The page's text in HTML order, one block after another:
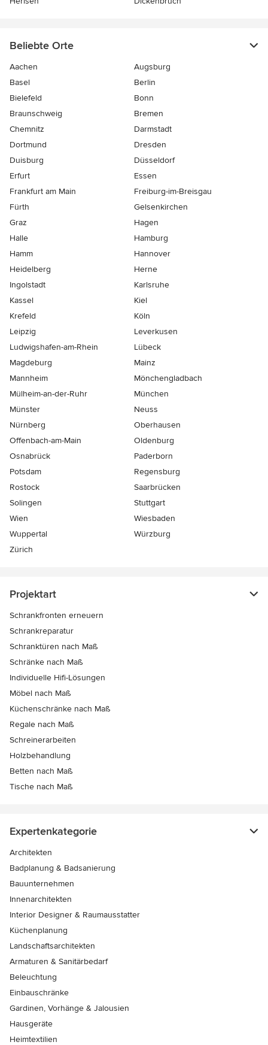
Beliebte Orte
Aachen
Augsburg
Basel
Berlin
Bielefeld
Bonn
Braunschweig
Bremen
Chemnitz
Darmstadt
Dortmund
Dresden
Duisburg
Düsseldorf
Erfurt
Essen
Frankfurt am Main
Freiburg-im-Breisgau
Fürth
Gelsenkirchen
Graz
Hagen
Halle
Hamburg
Hamm
Hannover
Heidelberg
Herne
Ingolstadt
Karlsruhe
Kassel
Kiel
Krefeld
Köln
Leipzig
Leverkusen
Ludwigshafen-am-Rhein
Lübeck
Magdeburg
Mainz
Mannheim
Mönchen­gladbach
Mülheim-an-der-Ruhr
München
Münster
Neuss
Nürnberg
Oberhausen
Offenbach-am-Main
Oldenburg
Osnabrück
Paderborn
Potsdam
Regensburg
Rostock
Saarbrücken
Solingen
Stuttgart
Wien
Wiesbaden
Wuppertal
Würzburg
Zürich
Projektart
Schrankfronten erneuern
Schrankreparatur
Schranktüren nach Maß
Schränke nach Maß
Individuelle Hifi-Lösungen
Möbel nach Maß
Küchenschränke nach Maß
Regale nach Maß
Schreinerarbeiten
Holzbehandlung
Betten nach Maß
Tische nach Maß
Expertenkategorie
Architekten
Badplanung & Badsanierung
Bauunternehmen
Innenarchitekten
Interior Designer & Raumausstatter
Küchenplanung
Landschaftsarchitekten
Armaturen & Sanitärbedarf
Beleuchtung
Einbauschränke
Gardinen, Vorhänge & Jalousien
Hausgeräte
Heimtextilien